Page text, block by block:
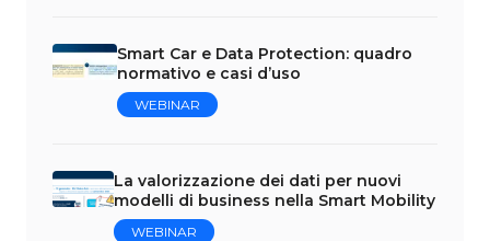
Smart Car e Data Protection: quadro
normativo e casi d’uso
WEBINAR
La valorizzazione dei dati per nuovi
modelli di business nella Smart Mobility
WEBINAR